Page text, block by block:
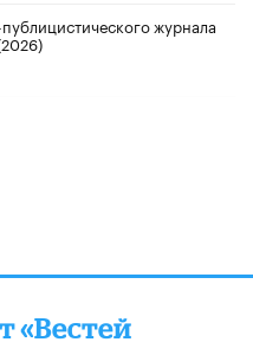
журнала
«Вестей